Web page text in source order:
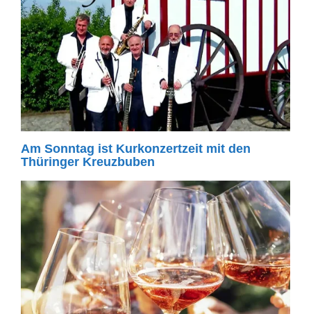
Am Sonntag ist Kurkonzertzeit mit den
Thüringer Kreuzbuben